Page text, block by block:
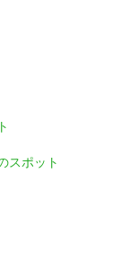
スポット